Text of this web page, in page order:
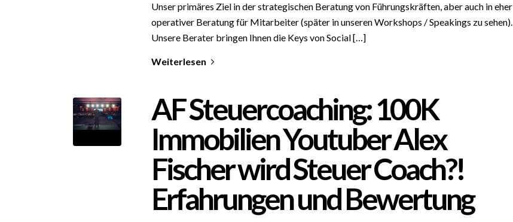
Unser primäres Ziel in der strategischen Beratung von Führungskräften, aber auch in eher
operativer Beratung für Mitarbeiter (später in unseren Workshops / Speakings zu sehen).
Unsere Berater bringen Ihnen die Keys von Social […]
Weiterlesen
AF Steuercoaching: 100K
Immobilien Youtuber Alex
Fischer wird Steuer Coach?!
Erfahrungen und Bewertung